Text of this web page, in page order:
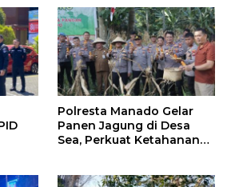
Polresta Manado Gelar
Panen Jagung di Desa
Sea, Perkuat Ketahanan